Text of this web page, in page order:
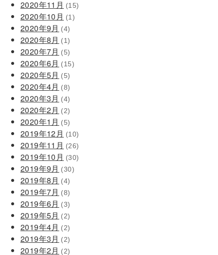
2020年11月 (15)
2020年10月 (1)
2020年9月 (4)
2020年8月 (1)
2020年7月 (5)
2020年6月 (15)
2020年5月 (5)
2020年4月 (8)
2020年3月 (4)
2020年2月 (2)
2020年1月 (5)
2019年12月 (10)
2019年11月 (26)
2019年10月 (30)
2019年9月 (30)
2019年8月 (4)
2019年7月 (8)
2019年6月 (3)
2019年5月 (2)
2019年4月 (2)
2019年3月 (2)
2019年2月 (2)